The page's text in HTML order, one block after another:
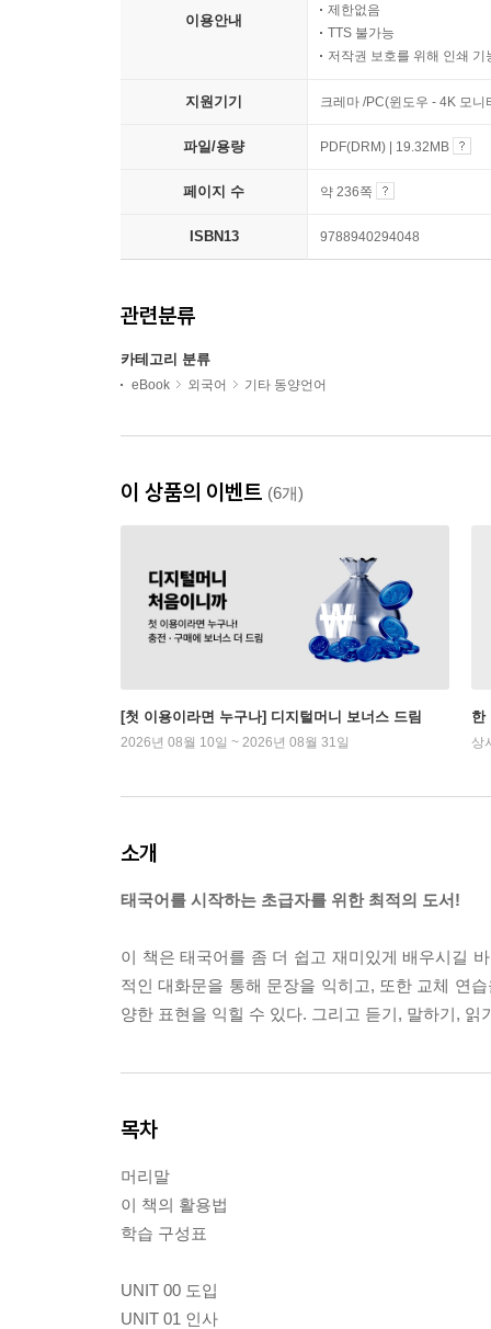
이용안내
제한없음
TTS 불가능
저작권 보호를 위해 인쇄 기
지원기기 크레마 /PC(윈도우 - 4K 모
파일/용량 PDF(DRM) | 19.32MB
페이지 수 약 236쪽
ISBN13 9788940294048
관련분류
카테고리 분류
eBook 외국어 기타 동양언어
이 상품의 이벤트 (6개)
[첫 이용이라면 누구나] 디지털머니 보너스 드림
2026년 08월 10일 ~ 2026년 08월 31일
한
상
소개
태국어를 시작하는 초급자를 위한 최적의 도서!
이 책은 태국어를 좀 더 쉽고 재미있게 배우시길
적인 대화문을 통해 문장을 익히고, 또한 교체 연
양한 표현을 익힐 수 있다. 그리고 듣기, 말하기,
목차
머리말
이 책의 활용법
학습 구성표
UNIT 00 도입
UNIT 01 인사